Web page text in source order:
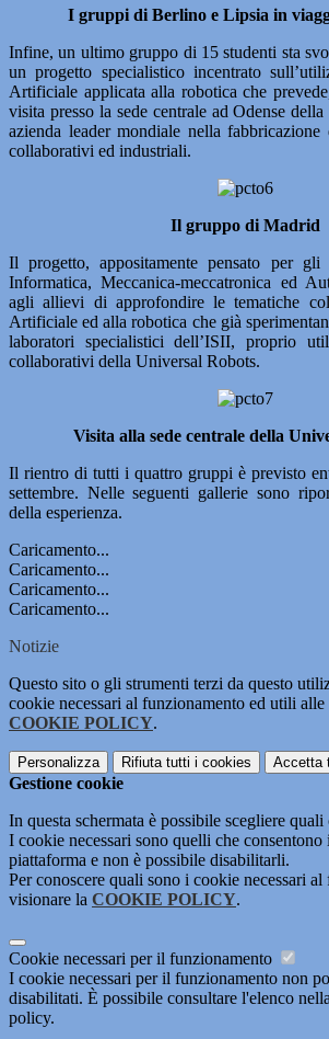
I gruppi di Berlino e Lipsia in
Infine, un ultimo gruppo di 15 studenti sta
un progetto specialistico incentrato
Artificiale applicata alla robotica che
visita presso la sede centrale ad Odense
azienda leader mondiale nella
collaborativi ed industriali.
Il gruppo di Madrid
Il progetto, appositamente pensato per
Informatica, Meccanica-meccatronica ed
agli allievi di approfondire le tematiche
Artificiale ed alla robotica che già
laboratori specialistici dell’ISII, proprio
collaborativi della Universal Robots.
Visita alla sede centrale della
Il rientro di tutti i quattro gruppi è previsto
settembre. Nelle seguenti gallerie sono
della esperienza.
Caricamento...
Caricamento...
Caricamento...
Caricamento...
Notizie
Questo sito o gli strumenti terzi da questo
cookie necessari al funzionamento ed utili
COOKIE POLICY.
Personalizza Rifiuta tutti i cookies Accetta
Gestione cookie
In questa schermata è possibile scegliere
I cookie necessari sono quelli che
piattaforma e non è possibile disabilitarli.
Per conoscere quali sono i cookie necessari
visionare la COOKIE POLICY.
Cookie necessari per il funzionamento
I cookie necessari per il funzionamento non
disabilitati. È possibile consultare l'elenco
policy.